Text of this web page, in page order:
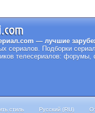
— лучшие
сериалов. Подборки
телесериалов:
стиль Русский (RU)